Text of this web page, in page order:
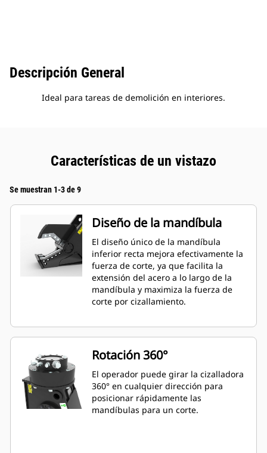
Descripción General
Ideal para tareas de demolición en interiores.
Características de un vistazo
Se muestran 1-3 de 9
Diseño de la mandíbula
El diseño único de la mandíbula
inferior recta mejora efectivamente la
fuerza de corte, ya que facilita la
extensión del acero a lo largo de la
mandíbula y maximiza la fuerza de
corte por cizallamiento.
Rotación 360°
El operador puede girar la cizalladora
360° en cualquier dirección para
posicionar rápidamente las
mandíbulas para un corte.